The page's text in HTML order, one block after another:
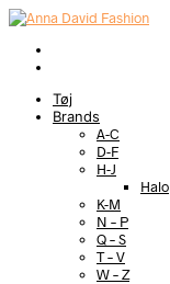
Tøj
Brands
A-C
D-F
H-J
Halo
K-M
N – P
Q – S
T – V
W – Z